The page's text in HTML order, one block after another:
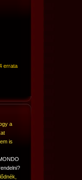
errata
a
is